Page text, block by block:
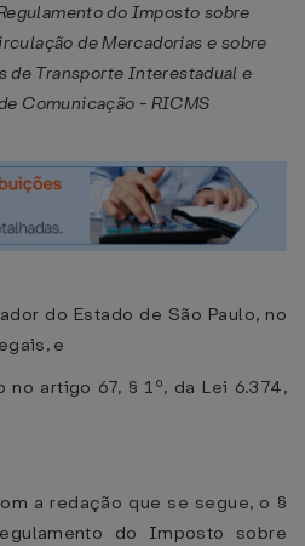
do Imposto sobre
de Mercadorias e sobre
de Transporte Interestadual e
Comunicação - RICMS
do Estado de São Paulo, no
e
artigo 67, § 1º, da Lei 6.374,
a redação que se segue, o §
do Imposto sobre